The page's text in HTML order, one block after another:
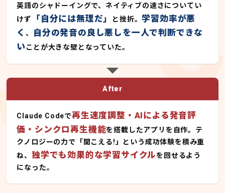
英語のシャドーイングで、ネイティブの速さについてい
けず
「自分には無理だ」 と挫折。学習効率が悪
く、
自分の発音の良し悪しを一人で判断できな
いことが大きな壁となっていた。
After
Claude Codeで再生速度調整・AIによる発音評
価・シンクロ再生機能を搭載したアプリを自作。テ
クノロジーの力で「聞こえる!」という成功体験を積み重
ね、独学でも効果的な学習サイクルを回せるよう
になった。